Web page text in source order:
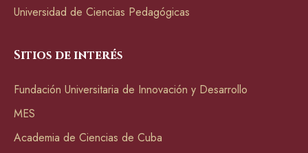
Universidad de Ciencias Pedagógicas
Sitios de interés
Fundación Universitaria de Innovación y Desarrollo
MES
Academia de Ciencias de Cuba